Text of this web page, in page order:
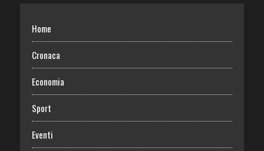
Home
Cronaca
Economia
Sport
Eventi